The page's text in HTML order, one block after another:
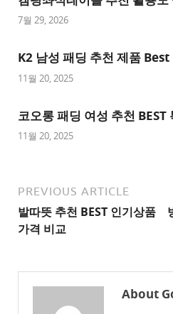
트
천
사
트
1
사
이
트
추
7월 29, 2026
K2 남성 패딩 추천 제품
11월 20, 2025
코오롱 패딩 여성 추천 BEST
11월 20, 2025
PREVIOUS ARTICLE
발따뜻 추천 BEST 인기상품
가격 비교
About